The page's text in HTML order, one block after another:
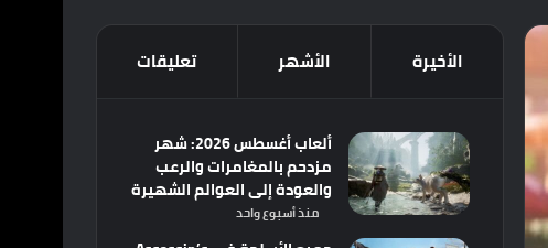
الأخيرة الأشهر تعليقات
ألعاب أغسطس 2026: شهر
مزدحم بالمغامرات والرعب
والعودة إلى العوالم الشهيرة
منذ أسبوع واحد